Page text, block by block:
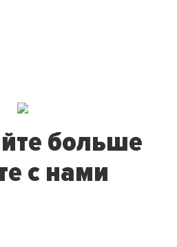
больше
с нами